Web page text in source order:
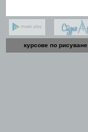
курсове по